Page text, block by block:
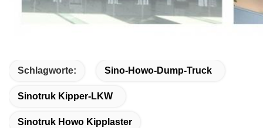
Schlagworte: Sino-Howo-Dump-Truck
Sinotruk Kipper-LKW
Sinotruk Howo Kipplaster